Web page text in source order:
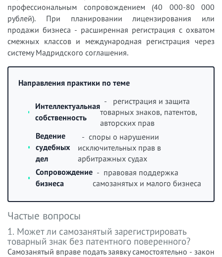
профессиональным сопровождением (40 000-80 000
рублей). При планировании лицензирования или
продажи бизнеса - расширенная регистрация с охватом
смежных классов и международная регистрация через
систему Мадридского соглашения.
Направления практики по теме
Интеллектуальная
собственность
- регистрация и защита
товарных знаков, патентов,
авторских прав
Ведение
судебных
дел
- споры о нарушении
исключительных прав в
арбитражных судах
Сопровождение
бизнеса
- правовая поддержка
самозанятых и малого бизнеса
Частые вопросы
1. Может ли самозанятый зарегистрировать
товарный знак без патентного поверенного?
Самозанятый вправе подать заявку самостоятельно - закон